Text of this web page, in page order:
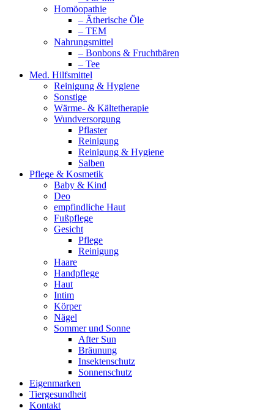
Homöopathie
– Ätherische Öle
– TEM
Nahrungsmittel
– Bonbons & Fruchtbären
– Tee
Med. Hilfsmittel
Reinigung & Hygiene
Sonstige
Wärme- & Kältetherapie
Wundversorgung
Pflaster
Reinigung
Reinigung & Hygiene
Salben
Pflege & Kosmetik
Baby & Kind
Deo
empfindliche Haut
Fußpflege
Gesicht
Pflege
Reinigung
Haare
Handpflege
Haut
Intim
Körper
Nägel
Sommer und Sonne
After Sun
Bräunung
Insektenschutz
Sonnenschutz
Eigenmarken
Tiergesundheit
Kontakt